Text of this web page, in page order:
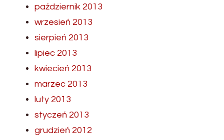
październik 2013
wrzesień 2013
sierpień 2013
lipiec 2013
kwiecień 2013
marzec 2013
luty 2013
styczeń 2013
grudzień 2012